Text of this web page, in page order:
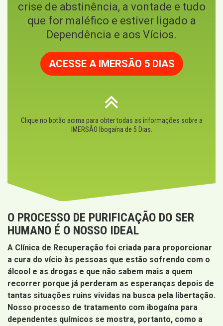
crise de abstinência, a vontade e tudo
que for maléfico e estiver ligado a
Dependência e aos Vícios.
ACESSE A IMERSÃO 5 DIAS
Clique no botão acima para obter todas as informações sobre a
IMERSÃO Ibogaína de 5 Dias.
O PROCESSO DE PURIFICAÇÃO DO SER
HUMANO É O NOSSO IDEAL
A Clínica de Recuperação foi criada para proporcionar
a cura do vício às pessoas que estão sofrendo com o
álcool e as drogas e que não sabem mais a quem
recorrer porque já perderam as esperanças depois de
tantas situações ruins vividas na busca pela libertação.
Nosso processo de tratamento com ibogaína para
dependentes químicos se mostra, portanto, como a